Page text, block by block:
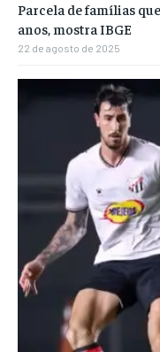
Parcela de famílias
anos, mostra IBGE
22 de agosto de 2025